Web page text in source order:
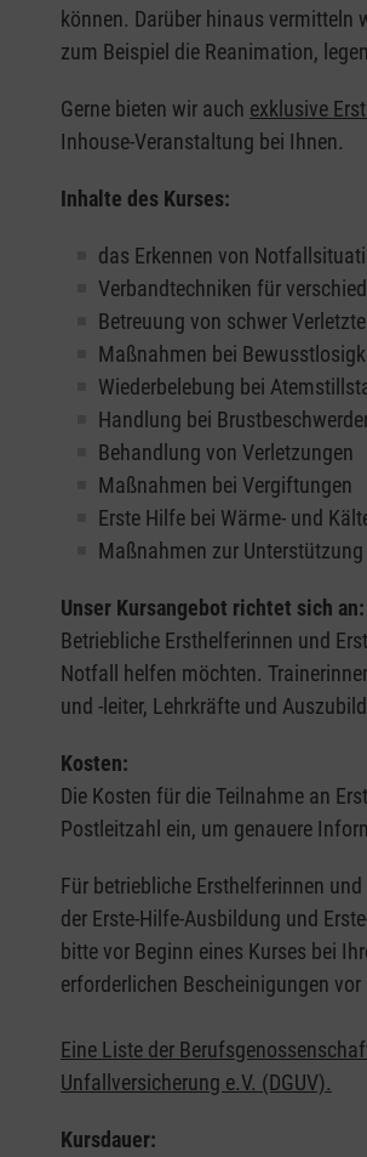
können. Darüber hinaus vermitteln
zum Beispiel die Reanimation,
Gerne bieten wir auch exklusive
Inhouse-Veranstaltung bei Ihnen.
Inhalte des Kurses:
das Erkennen von
Verbandtechniken für
Betreuung von schwer
Maßnahmen bei
Wiederbelebung bei
Handlung bei
Behandlung von Verletzungen
Maßnahmen bei Vergiftungen
Erste Hilfe bei Wärme- und
Maßnahmen zur
Unser Kursangebot richtet sich an:
Betriebliche Ersthelferinnen und
Notfall helfen möchten.
und -leiter, Lehrkräfte und
Kosten:
Die Kosten für die Teilnahme an
Postleitzahl ein, um genauere
Für betriebliche Ersthelferinnen
der Erste-Hilfe-Ausbildung und
bitte vor Beginn eines Kurses bei
erforderlichen Bescheinigungen
Eine Liste der
Unfallversicherung e.V. (DGUV).
Kursdauer: